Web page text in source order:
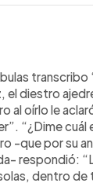
artículo
transcribo
el diestro
al oírlo le
“¿Dime
-que por su
respondió:
dentro de